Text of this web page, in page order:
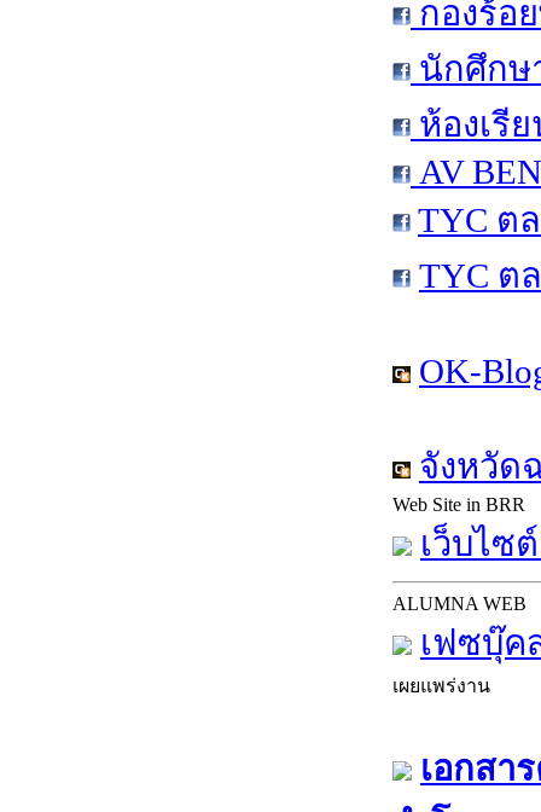
กองร้อ
นักศึกษ
ห้องเรี
AV
TYC ต
TYC ต
OK-
จังหวัด
Web Site in BRR
เว็บไซ
ALUMNA WEB
เฟซบุ๊ค
เผยแพร่งาน
เอกสา